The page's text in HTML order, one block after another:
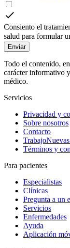
Consiento el
salud para formular
Enviar
Todo el contenido,
carácter informativo
médico.
Servicios
Privacidad y
Sobre nosotros
Contacto
Trabajo
Términos y
Para pacientes
Especialistas
Clínicas
Pregunta a un
Servicios
Enfermedades
Ayuda
Aplicación